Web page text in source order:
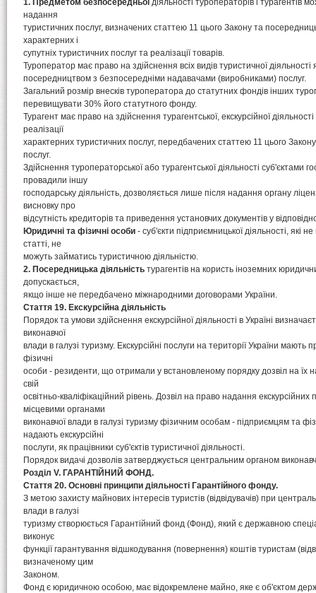
1. Предметом безпосередньоїдіяльності туроператорів і турагентів
надання
туристичних послуг, визначених статтею 11 цього Закону та
характерних і
супутніх туристичних послуг та реалізації товарів.
Туроператор має право на здійснення всіх видів туристичної діяльності
посередництвом з безпосередніми надавачами (виробниками) послуг.
Загальний розмір внесків туроператора до статутних фондів інших
перевищувати 30% його статутного фонду.
Турагент має право на здійснення турагентської, екскурсійної
реалізації
характерних туристичних послуг, передбачених статтею 11 цього
послуг.
Здійснення туроператорської або турагентської діяльності суб'єктами
провадили іншу
господарську діяльність, дозволяється лише після надання органу
висновку про
відсутність кредиторів та приведення установчих документів у
Юридичні та фізичні особи - суб'єкти підприємницької діяльності, які
статті, не
можуть займатись туристичною діяльністю.
2. Посередницька діяльність турагентів на користь іноземних
допускається,
якщо інше не передбачено міжнародними договорами України.
Стаття 19. Екскурсійна діяльність
Порядок та умови здійснення екскурсійної діяльності в Україні
виконавчої
влади в галузі туризму. Екскурсійні послуги на території України
фізичні
особи - резиденти, що отримали у встановленому порядку дозвіл на їх
свій
освітньо-кваліфікаційний рівень. Дозвіл на право надання екскурсійних
місцевими органами
виконавчої влади в галузі туризму фізичним особам - підприємцям та
надають екскурсійні
послуги, як працівники суб'єктів туристичної діяльності.
Порядок видачі дозволів затверджується центральним органом
Розділ V. ГАРАНТІЙНИЙ ФОНД.
Стаття 20. Основні принципи діяльності Гарантійного фонду.
З метою захисту майнових інтересів туристів (відвідувачів) при
влади в галузі
туризму створюється Гарантійний фонд (Фонд), який є державною
виконує
функції гарантування відшкодування (повернення) коштів туристам
визначеному цим
Законом.
Фонд є юридичною особою, має відокремлене майно, яке є об'єктом